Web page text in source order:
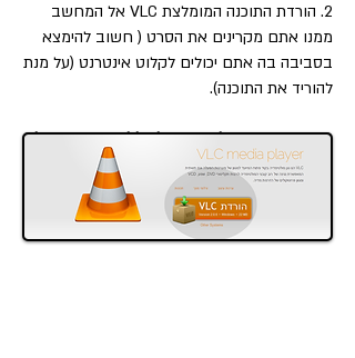
2. הורדת התוכנה המומלצת VLC אל המחשב
ממנו אתם מקרינים את הסרט ( חשוב להימצא
בסביבה בה אתם יכולים לקלוט אינטרנט (על מנת
להוריד את התוכנה).
3. הכנסו לאתר: http://www.videolan.org/vlc